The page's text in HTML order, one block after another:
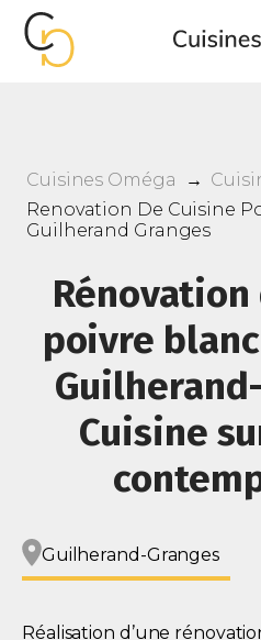
Cuisines Oméga →
Renovation De Cuisine
Guilherand Granges
poivre
Cuisine
Guilherand-Granges
Réalisation d’une